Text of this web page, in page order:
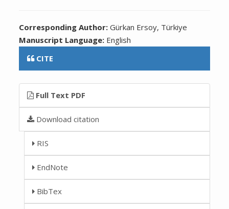
Corresponding Author:Gürkan Ersoy, Türkiye
Manuscript Language: English
CITE
Full Text PDF
Download citation
RIS
EndNote
BibTex